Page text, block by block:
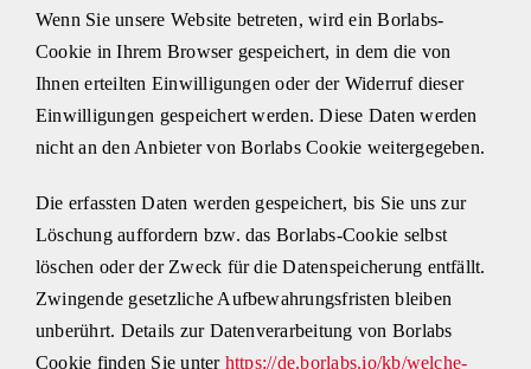
Wenn Sie unsere Website betreten, wird ein Borlabs-
Cookie in Ihrem Browser gespeichert, in dem die von
Ihnen erteilten Einwilligungen oder der Widerruf dieser
Einwilligungen gespeichert werden. Diese Daten werden
nicht an den Anbieter von Borlabs Cookie weitergegeben.
Die erfassten Daten werden gespeichert, bis Sie uns zur
Löschung auffordern bzw. das Borlabs-Cookie selbst
löschen oder der Zweck für die Datenspeicherung entfällt.
Zwingende gesetzliche Aufbewahrungsfristen bleiben
unberührt. Details zur Datenverarbeitung von Borlabs
Cookie finden Sie unter https://de.borlabs.io/kb/welche-